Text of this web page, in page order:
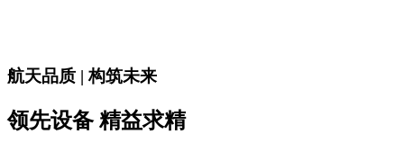
航天品质 | 构筑未来
领先设备 精益求精